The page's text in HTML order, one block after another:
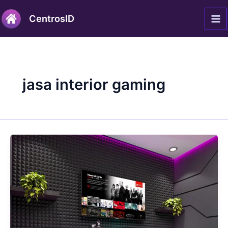
ke
konten
CentrosID
jasa interior gaming